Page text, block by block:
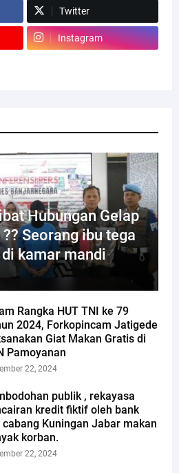
Twitter
Instagram
Hubungan Gelap
Seorang ibu tega
kamar mandi
Rangka HUT TNI ke 79
2024, Forkopincam Jatigede
Giat Makan Gratis di
Pamoyanan
22, 2024
publik , rekayasa
kredit fiktif oleh bank
cabang Kuningan Jabar makan
korban.
22, 2024